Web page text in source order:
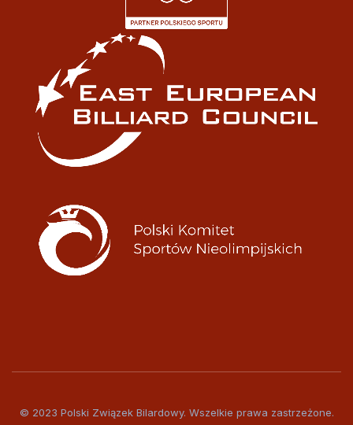
© 2023 Polski Związek Bilardowy. Wszelkie prawa zastrzeżone.